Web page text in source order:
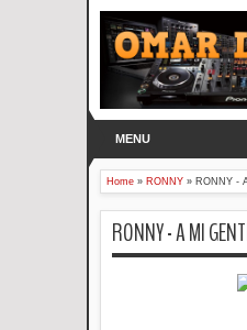
MENU
Home » RONNY » RONNY -
RONNY - A MI